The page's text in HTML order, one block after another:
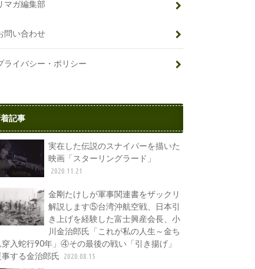
マガ編集部
問い合わせ
ライバシー・ポリシー
記事
実在した伝説のスナイパーを描いた
映画「スターリングラード」
2020.11.21
金剛たけしが軍事関連書をザックリ
解説します⑤台湾沖航空戦、日本引
き上げを経験した富士興産会長、小
川金治郎氏「これが私の人生～金ち
穿入蛇行90年」④その最後の戦い「引き揚げ」
する金治郎氏
2020.08.15